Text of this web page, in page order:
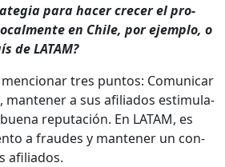
para hac­er cre­cer el pro­
en Chile, por ejem­p­lo, o
de LATAM?
tres pun­tos: Comu­nicar
man­ten­er a sus afil­i­a­dos estim­u­la­
rep­utación. En LATAM, es
a fraudes y man­ten­er un con­
afil­i­a­dos.